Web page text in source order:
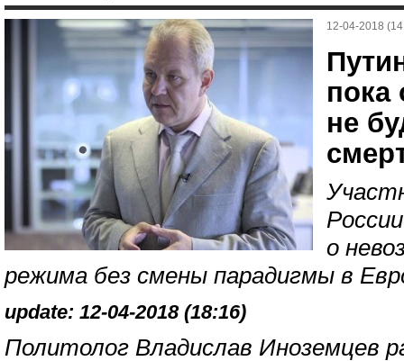
12-04-2018
пока
не
о
режима без смены парадигмы в
update: 12-04-2018 (18:16)
Политолог Владислав Иноземцев